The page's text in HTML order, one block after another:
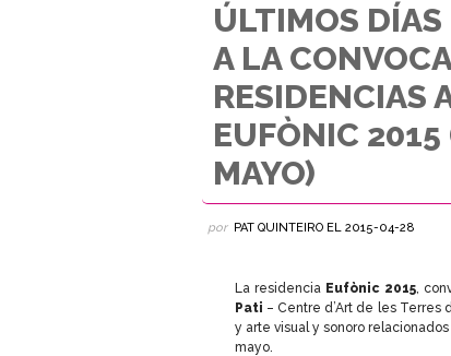
ÚLTIMOS DÍAS
A LA
RESIDENCIAS
EUFÒNIC 2015
MAYO)
por PAT QUINTEIROEL 2015-04-28
La residencia Eufònic 2015,
Pati – Centre d’Art de les Terres
y arte visual y sonoro
mayo.